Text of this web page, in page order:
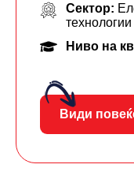
Сектор:
технологии
Ниво на
Види